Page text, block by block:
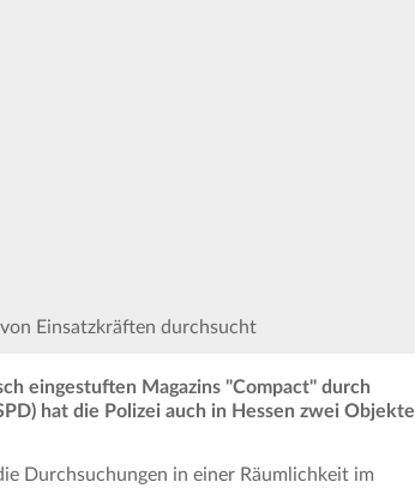
Einsatzkräften durchsucht
eingestuften Magazins "Compact" durch
hat die Polizei auch in Hessen zwei Objekte
Durchsuchungen in einer Räumlichkeit im